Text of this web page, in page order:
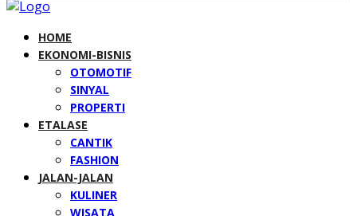
HOME
EKONOMI-BISNIS
OTOMOTIF
SINYAL
PROPERTI
ETALASE
CANTIK
FASHION
JALAN-JALAN
KULINER
WISATA